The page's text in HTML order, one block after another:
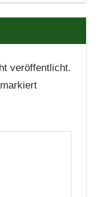
veröffentlicht.